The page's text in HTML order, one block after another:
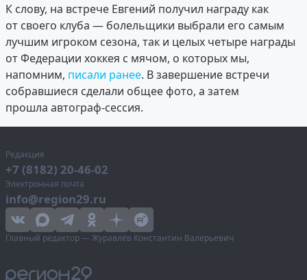
К слову, на встрече Евгений получил награду как
от своего клуба — болельщики выбрали его самым
лучшим игроком сезона, так и целых четыре награды
от Федерации хоккея с мячом, о которых мы,
напомним, писали ранее. В завершение встречи
собравшиеся сделали общее фото, а затем
прошла автограф-сессия.
Редакция
+7 (8182) 20-46-02
Электронная почта
info@region29.ru
Главный редактор — Журавлёв Константин Валерьевич